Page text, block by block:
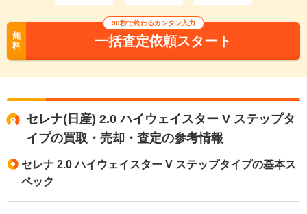
無
料
90秒で終わるカンタン入力
一括査定依頼スタート
セレナ(日産) 2.0 ハイウェイスター V ステップタ
イプの買取・売却・査定の参考情報
セレナ 2.0 ハイウェイスター V ステップタイプの基本ス
ペック